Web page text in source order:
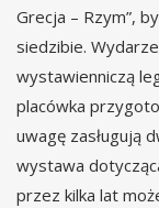
Grecja – Rzym”,
siedzibie.
wystawienniczą
placówka
uwagę zasługują
wystawa
przez kilka lat